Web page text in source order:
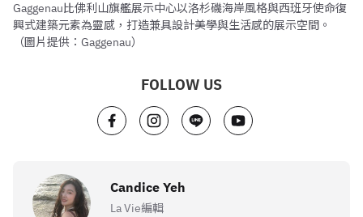
Gaggenau比佛利山旗艦展示中心以洛杉磯海岸風格與西班牙使命復
興式建築元素為靈感，打造兼具設計美學與生活感的展示空間。
（圖片提供：Gaggenau）
FOLLOW US
Candice Yeh
La Vie編輯